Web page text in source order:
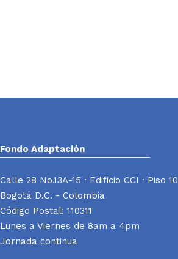
Fondo Adaptación
Calle 28 No.13A-15 · Edificio CCI · Piso 10
Bogotá D.C. - Colombia
Código Postal: 110311
Lunes a Viernes de 8am a 4pm
Jornada continua